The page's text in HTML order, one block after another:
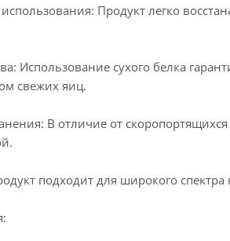
Продукт легко
Использование сухого белка
свежих яиц.
В отличие от
подходит для широкого